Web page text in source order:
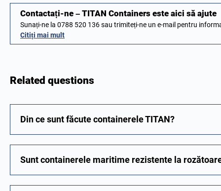
Contactați-ne – TITAN Containers este aici să ajute
Sunați-ne la 0788 520 136 sau trimiteți-ne un e-mail pentru
Citiți mai mult
Related questions
Din ce sunt făcute containerele TITAN?
Sunt containerele maritime rezistente la